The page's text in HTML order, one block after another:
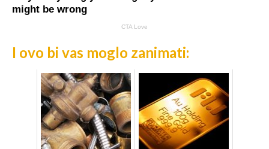
I ovo bi vas moglo zanimati: